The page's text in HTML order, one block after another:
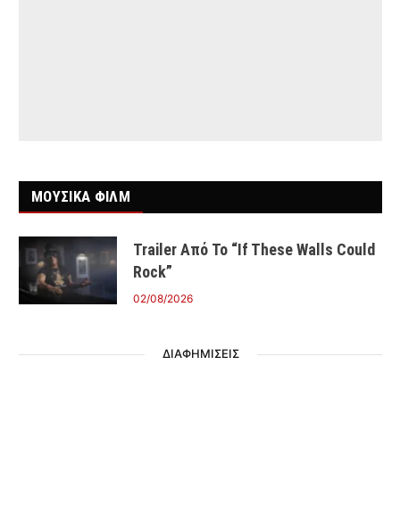
ΜΟΥΣΙΚΑ ΦΙΛΜ
Trailer Από Το “If These Walls Could
Rock”
02/08/2026
ΔΙΑΦΗΜΙΣΕΙΣ